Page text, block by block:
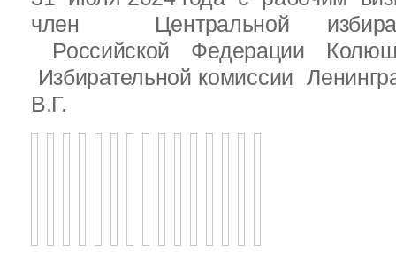
член Центральной
Российской Федерации
Избирательной комиссии
В.Г.